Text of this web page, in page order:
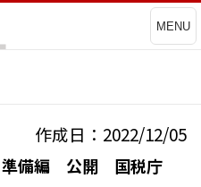
MENU
作成日：2022/12/05
準備編 公開 国税庁